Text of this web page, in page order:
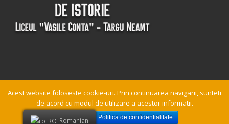
© 2020 Toate drepturile rezervate.
Romanian
Acest website foloseste cookie-uri. Prin continuarea navigarii, sunteti
de acord cu modul de utilizare a acestor informatii.
ACCEPT Politica de confidentialitate